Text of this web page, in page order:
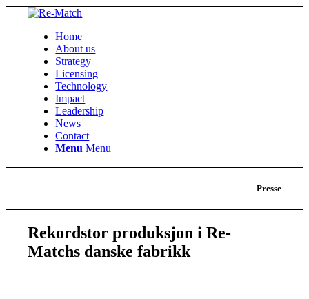
Home
About us
Strategy
Licensing
Technology
Impact
Leadership
News
Contact
Menu Menu
Presse
Rekordstor produksjon i Re-
Matchs danske fabrikk